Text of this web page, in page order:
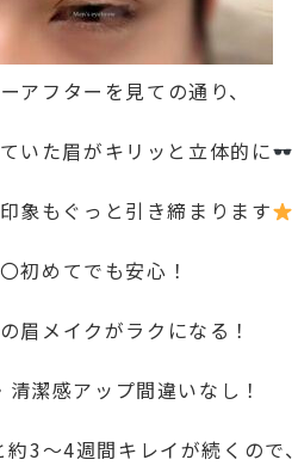
アフターを見ての通り、
いた眉がキリッと立体的に
象もぐっと引き締まります
〇初めてでも安心！
眉メイクがラクになる！
清潔感アップ間違いなし！
3～4週間キレイが続くので、